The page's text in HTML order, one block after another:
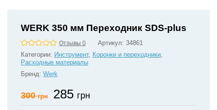
WERK 350 мм Переходник SDS-plus
Отзывы 0 Артикул: 34861
Категории: Инструмент, Коронки и переходники,
Расходные материалы
Бренд: Werk
300грн 285 грн